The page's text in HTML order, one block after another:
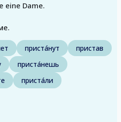
eine Dame.
приста́нут
пристав
приста́нешь
приста́ли